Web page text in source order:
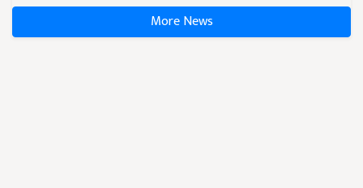
More News